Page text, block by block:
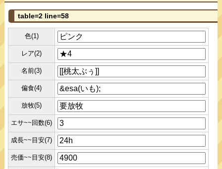
table=2 line=58
色(1)
レア(2)
名前(3)
偏食(4)
放牧(5)
エサ~~回数(6)
成長~~目安(7)
売価~~目安(8)